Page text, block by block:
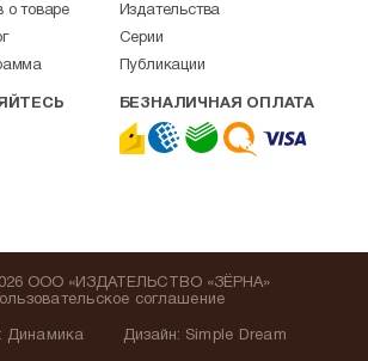
о товаре
Издательства
Серии
Публикации
БЕЗНАЛИЧНАЯ ОПЛАТА
Динамика
ООО «ИЗДАТЕЛЬСТВО «ЗЁРНА»
соглашение
Дизайн: Simple Dream